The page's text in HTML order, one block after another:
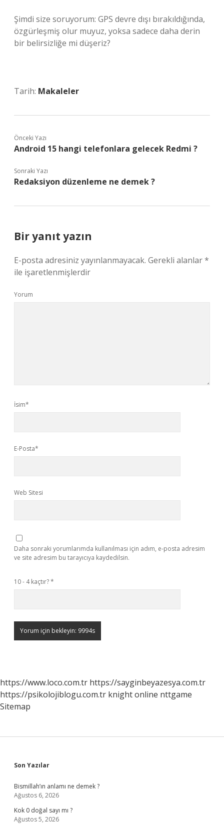
Şimdi size soruyorum: GPS devre dışı bırakıldığında,
özgürleşmiş olur muyuz, yoksa sadece daha derin
bir belirsizliğe mi düşeriz?
Tarih: Makaleler
Önceki Yazı
Android 15 hangi telefonlara gelecek Redmi ?
Sonraki Yazı
Redaksiyon düzenleme ne demek ?
Bir yanıt yazın
E-posta adresiniz yayınlanmayacak. Gerekli alanlar*
ile işaretlenmişlerdir
Yorum
İsim*
E-Posta*
Web Sitesi
Daha sonraki yorumlarımda kullanılması için adım, e-posta adresim
ve site adresim bu tarayıcıya kaydedilsin.
10 - 4 kaçtır?*
https://www.loco.com.tr https://sayginbeyazesya.com.tr
https://psikolojiblogu.com.tr knight online nttgame
Sitemap
Sidebar
Son Yazılar
Bismillah’ın anlamı ne demek ?
Ağustos 6, 2026
Kok 0 doğal sayı mı ?
Ağustos 5, 2026